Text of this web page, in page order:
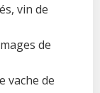
vin de
de
vache de